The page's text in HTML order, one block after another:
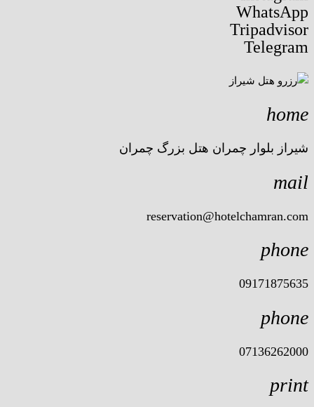
WhatsApp
Tripadvisor
Telegram
home
شیراز بلوار چمران هتل بزرگ چمران
mail
reservation@hotelchamran.com
phone
09171875635
phone
07136262000
print